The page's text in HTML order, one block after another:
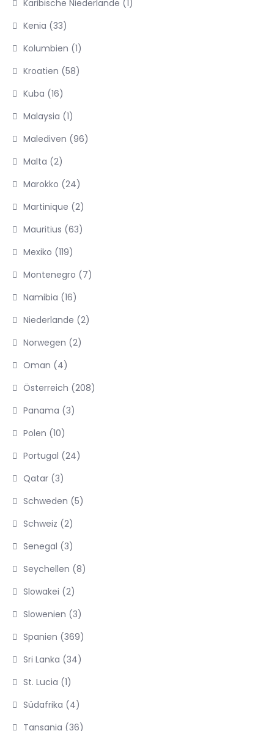
Karibische Niederlande (1)
Kenia (33)
Kolumbien (1)
Kroatien (58)
Kuba (16)
Malaysia (1)
Malediven (96)
Malta (2)
Marokko (24)
Martinique (2)
Mauritius (63)
Mexiko (119)
Montenegro (7)
Namibia (16)
Niederlande (2)
Norwegen (2)
Oman (4)
Österreich (208)
Panama (3)
Polen (10)
Portugal (24)
Qatar (3)
Schweden (5)
Schweiz (2)
Senegal (3)
Seychellen (8)
Slowakei (2)
Slowenien (3)
Spanien (369)
Sri Lanka (34)
St. Lucia (1)
Südafrika (4)
Tansania (36)